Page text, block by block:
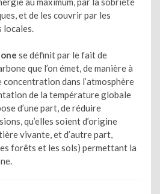
et de les couvrir par les
se définit par le fait de
que l’on émet, de manière à
dans l’atmosphère
de la température globale
d’une part, de réduire
qu’elles soient d’origine
vivante, et d’autre part,
forêts et les sols) permettant la